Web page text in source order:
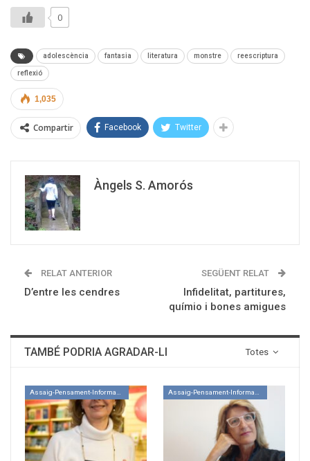
0
adolescència fantasia literatura monstre reescriptura
reflexió
1,035
Compartir Facebook Twitter
Àngels S. Amorós
RELAT ANTERIOR
D’entre les cendres
SEGÜENT RELAT
Infidelitat, partitures,
químio i bones amigues
Totes
TAMBÉ PODRIA AGRADAR-LI
Assaig-Pensament-Informació Assaig-Pensament-Informació